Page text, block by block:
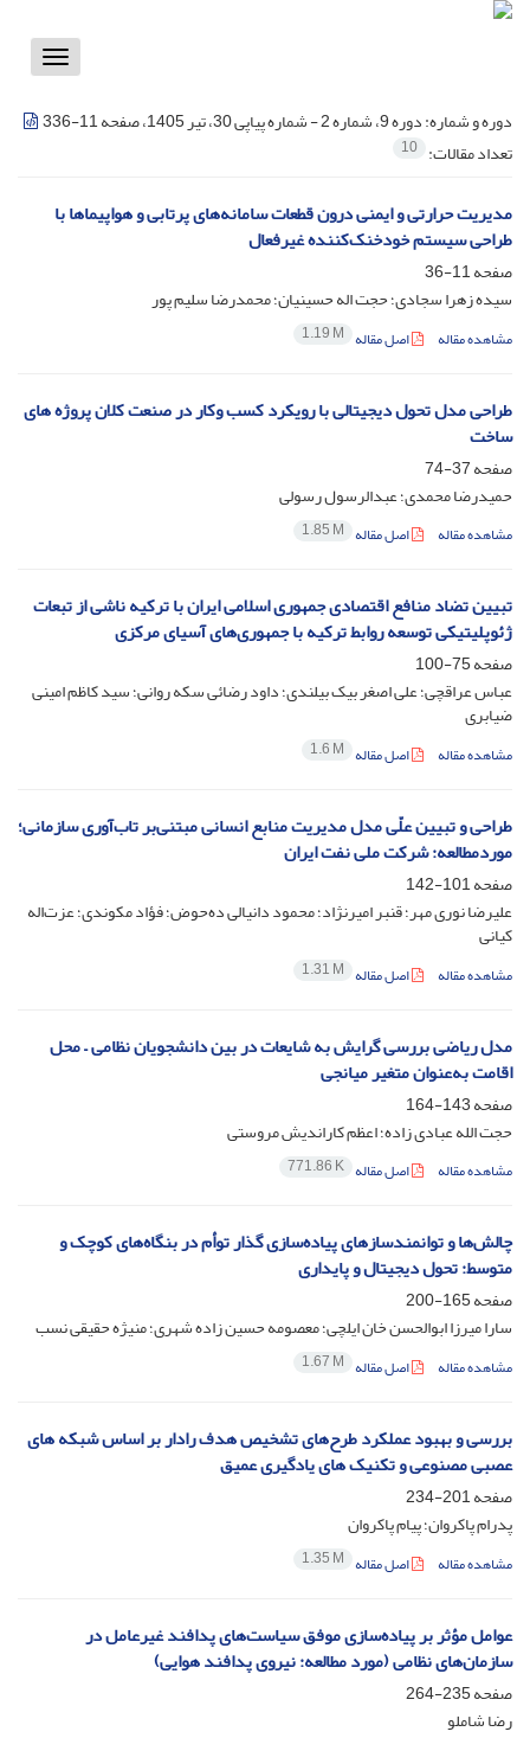
Toggle
دوره و شماره:دوره 9، شماره 2 - شماره پیاپی 30، تیر 1405، صفحه 11-336
تعداد مقالات: 10
مدیریت حرارتی و ایمنی درون قطعات سامانه‌های پرتابی و هواپیماها با
طراحی سیستم خودخنک‌کننده غیرفعال
صفحه11-36
سیده زهرا سجادی؛ حجت اله حسینیان؛ محمدرضا سلیم پور
مشاهده مقاله اصل مقاله 1.19 M
طراحی مدل تحول دیجیتالی با رویکرد کسب وکار در صنعت کلان پروژه های
ساخت
صفحه37-74
حمیدرضا محمدی؛ عبدالرسول رسولی
مشاهده مقاله اصل مقاله 1.85 M
تبیین تضاد منافع اقتصادی جمهوری اسلامی ایران با ترکیه ناشی از تبعات
ژئوپلیتیکی توسعه روابط ترکیه با جمهوری‌های آسیای مرکزی
صفحه75-100
عباس عراقچی؛ علی اصغر بیک بیلندی؛ داود رضائی سکه روانی؛ سید کاظم امینی
ضیابری
مشاهده مقاله اصل مقاله 1.6 M
طراحی و تبیین علّی مدل مدیریت منابع انسانی مبتنی‌بر تاب‌آوری سازمانی؛
موردمطالعه: شرکت ملی نفت ایران
صفحه101-142
علیرضا نوری مهر؛ قنبر امیرنژاد؛ محمود دانیالی ده‌حوض؛ فؤاد مکوندی؛ عزت‌اله
کیانی
مشاهده مقاله اصل مقاله 1.31 M
مدل ریاضی بررسی گرایش به شایعات در بین دانشجویان نظامی – محل
اقامت به‌عنوان متغیر میانجی
صفحه143-164
حجت الله عبادی زاده؛ اعظم کاراندیش مروستی
مشاهده مقاله اصل مقاله 771.86 K
چالش‌ها و توانمندسازهای پیاده‌سازی گذار توأم در بنگاه‌های کوچک و
متوسط: تحول دیجیتال و پایداری
صفحه165-200
سارا میرزا ابوالحسن خان ایلچی؛ معصومه حسین زاده شهری؛ منیژه حقیقی نسب
مشاهده مقاله اصل مقاله 1.67 M
بررسی و بهبود عملکرد طرح‌های تشخیص هدف رادار بر اساس شبکه های
عصبی مصنوعی و تکنیک های یادگیری عمیق
صفحه201-234
پدرام پاکروان؛ پیام پاکروان
مشاهده مقاله اصل مقاله 1.35 M
عوامل مؤثر بر پیاده‌سازی موفق سیاست‌های پدافند غیرعامل در
سازمان‌های نظامی (مورد مطالعه: نیروی پدافند هوایی)
صفحه235-264
رضا شاملو